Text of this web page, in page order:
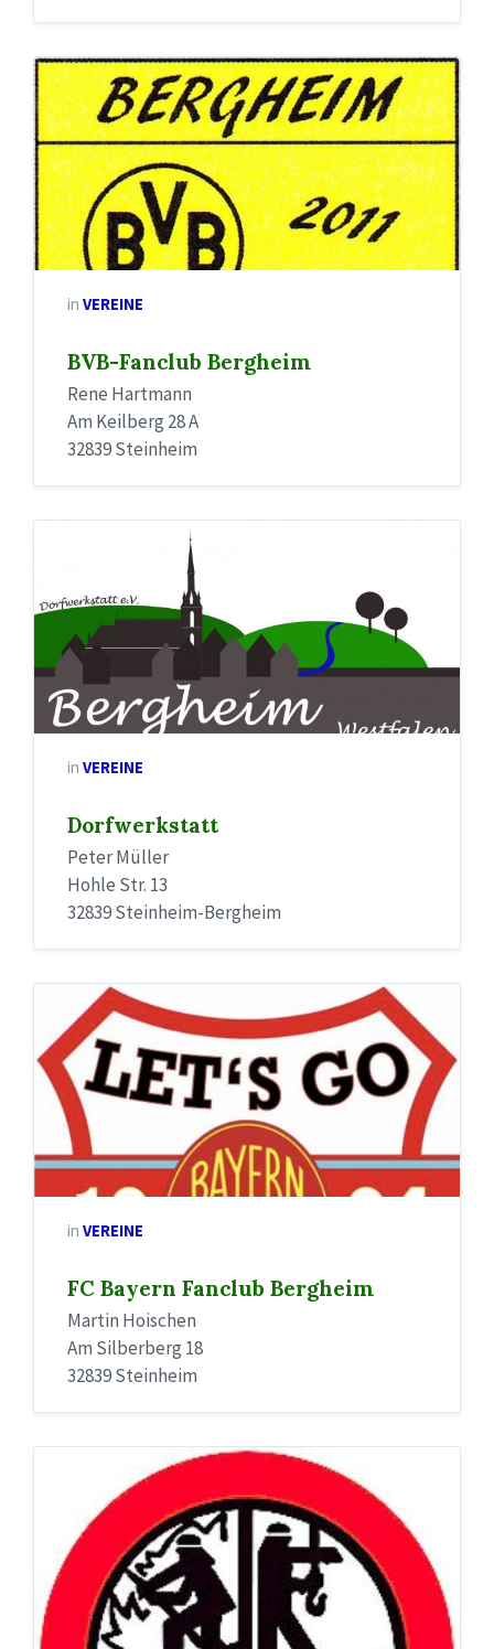
in VEREINE
BVB-Fanclub Bergheim
Rene Hartmann
Am Keilberg 28 A
32839 Steinheim
in VEREINE
Dorfwerkstatt
Peter Müller
Hohle Str. 13
32839 Steinheim-Bergheim
in VEREINE
FC Bayern Fanclub Bergheim
Martin Hoischen
Am Silberberg 18
32839 Steinheim